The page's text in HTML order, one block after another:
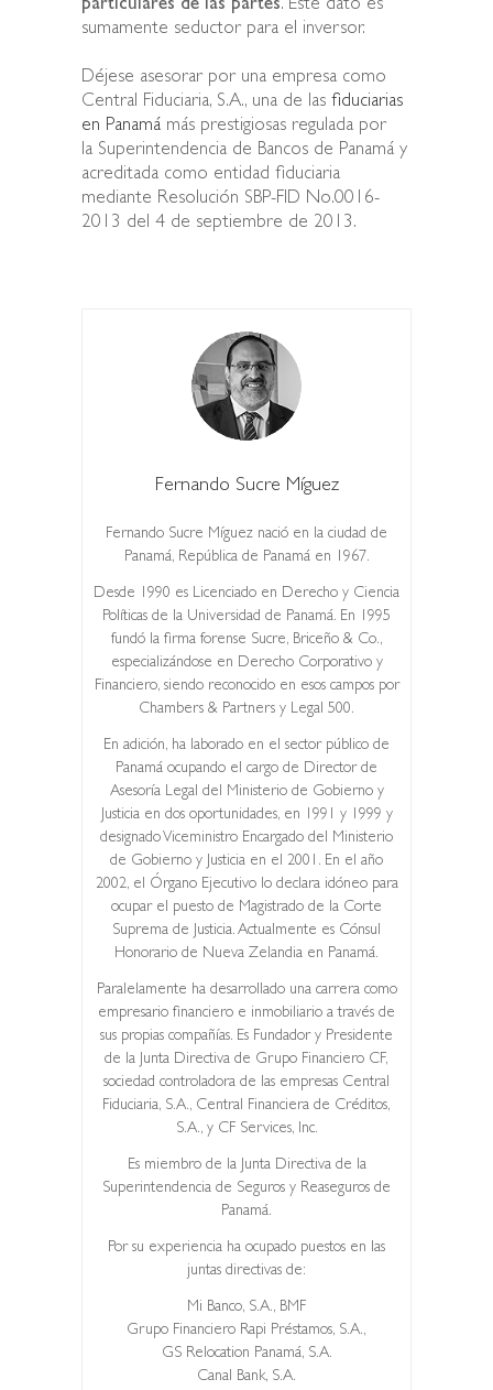
particulares de las partes. Este dato es
sumamente seductor para el inversor.
Déjese asesorar por una empresa como
Central Fiduciaria, S.A., una de las fiduciarias
en Panamá más prestigiosas regulada por
la Superintendencia de Bancos de Panamá y
acreditada como entidad fiduciaria
mediante Resolución SBP-FID No.0016-
2013 del 4 de septiembre de 2013.
Fernando Sucre Míguez
Fernando Sucre Míguez nació en la ciudad de
Panamá, República de Panamá en 1967.
Desde 1990 es Licenciado en Derecho y Ciencia
Políticas de la Universidad de Panamá. En 1995
fundó la firma forense Sucre, Briceño & Co.,
especializándose en Derecho Corporativo y
Financiero, siendo reconocido en esos campos por
Chambers & Partners y Legal 500.
En adición, ha laborado en el sector público de
Panamá ocupando el cargo de Director de
Asesoría Legal del Ministerio de Gobierno y
Justicia en dos oportunidades, en 1991 y 1999 y
designado Viceministro Encargado del Ministerio
de Gobierno y Justicia en el 2001. En el año
2002, el Órgano Ejecutivo lo declara idóneo para
ocupar el puesto de Magistrado de la Corte
Suprema de Justicia. Actualmente es Cónsul
Honorario de Nueva Zelandia en Panamá.
Paralelamente ha desarrollado una carrera como
empresario financiero e inmobiliario a través de
sus propias compañías. Es Fundador y Presidente
de la Junta Directiva de Grupo Financiero CF,
sociedad controladora de las empresas Central
Fiduciaria, S.A., Central Financiera de Créditos,
S.A., y CF Services, Inc.
Es miembro de la Junta Directiva de la
Superintendencia de Seguros y Reaseguros de
Panamá.
Por su experiencia ha ocupado puestos en las
juntas directivas de:
Mi Banco, S.A., BMF
Grupo Financiero Rapi Préstamos, S.A.,
GS Relocation Panamá, S.A.
Canal Bank, S.A.